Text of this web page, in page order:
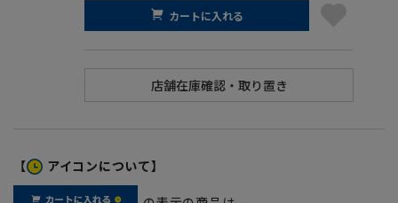
カートに入れる
【 アイコンについて】